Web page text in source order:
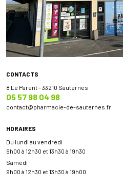
CONTACTS
8 Le Parent - 33210 Sauternes
05 57 98 04 98
contact@pharmacie-de-sauternes.fr
HORAIRES
Du lundi au vendredi
9h00 à 12h30 et 13h30 à 19h30
Samedi
9h00 à 12h30 et 13h30 à 19h00